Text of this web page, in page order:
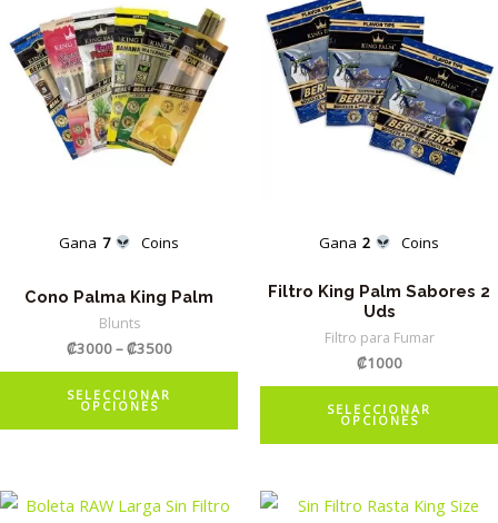
Gana 7 Coins
Cono Palma King Palm
Blunts
₡3000–₡3500
SELECCIONAR
OPCIONES
Este
tiene
variantes.
Gana 2 Coins
Filtro King Palm Sabores 2
Uds
Filtro para Fumar
₡1000
SELECCIONAR
OPCIONES